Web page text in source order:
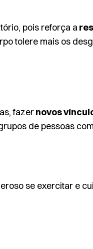
pois reforça a
tolere mais os
fazernovos
de pessoas
se exercitar e